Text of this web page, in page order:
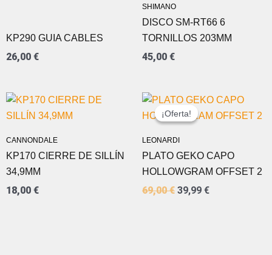
KP290 GUIA CABLES
26,00 €
SHIMANO
DISCO SM-RT66 6
TORNILLOS 203MM
45,00 €
CANNONDALE
KP170 CIERRE DE SILLÍN
34,9MM
18,00 €
¡Oferta!
LEONARDI
¡Oferta!
PLATO GEKO CAPO
HOLLOWGRAM OFFSET 2
69,00€
EL
PRECIO
ORIGINAL
69,00 €.
39,99 €
EL
PRECIO
ACTUAL